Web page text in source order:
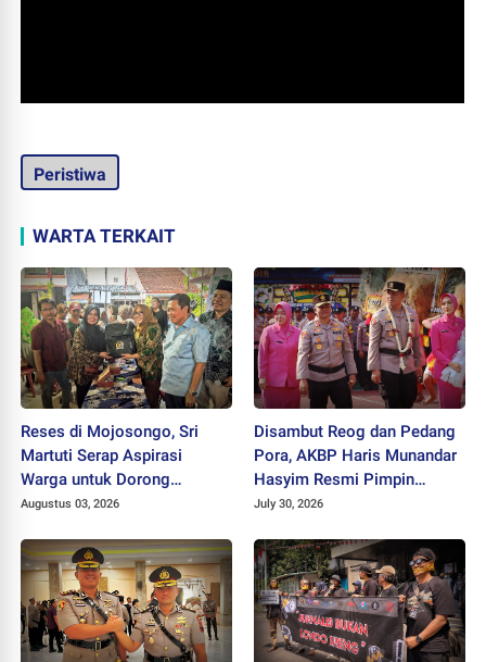
Peristiwa
WARTA TERKAIT
Reses di Mojosongo, Sri
Martuti Serap Aspirasi
Warga untuk Dorong
Ekonomi Kreatif dan Kota
Augustus 03, 2026
Disambut Reog dan Pedang
Pora, AKBP Haris Munandar
Hasyim Resmi Pimpin
Polres Wonogiri
July 30, 2026